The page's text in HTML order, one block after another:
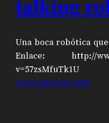
talking
Una boca robótica
Enlace: http://
v=57zsMfuTk1U
19 de abril de 2010